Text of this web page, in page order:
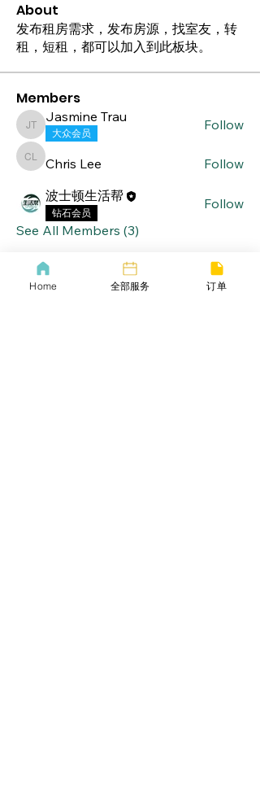
About
发布租房需求，发布房源，找室友，转
租，短租，都可以加入到此板块。
Members
Jasmine Trau
Jasmine Trau
大众会员
Follow
Chris Lee
Chris Lee
Follow
波士顿生活帮
钻石会员
Follow
See All Members (3)
Home 全部服务 订单